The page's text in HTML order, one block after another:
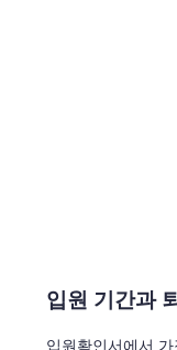
입원 기간과
입원확인서에서